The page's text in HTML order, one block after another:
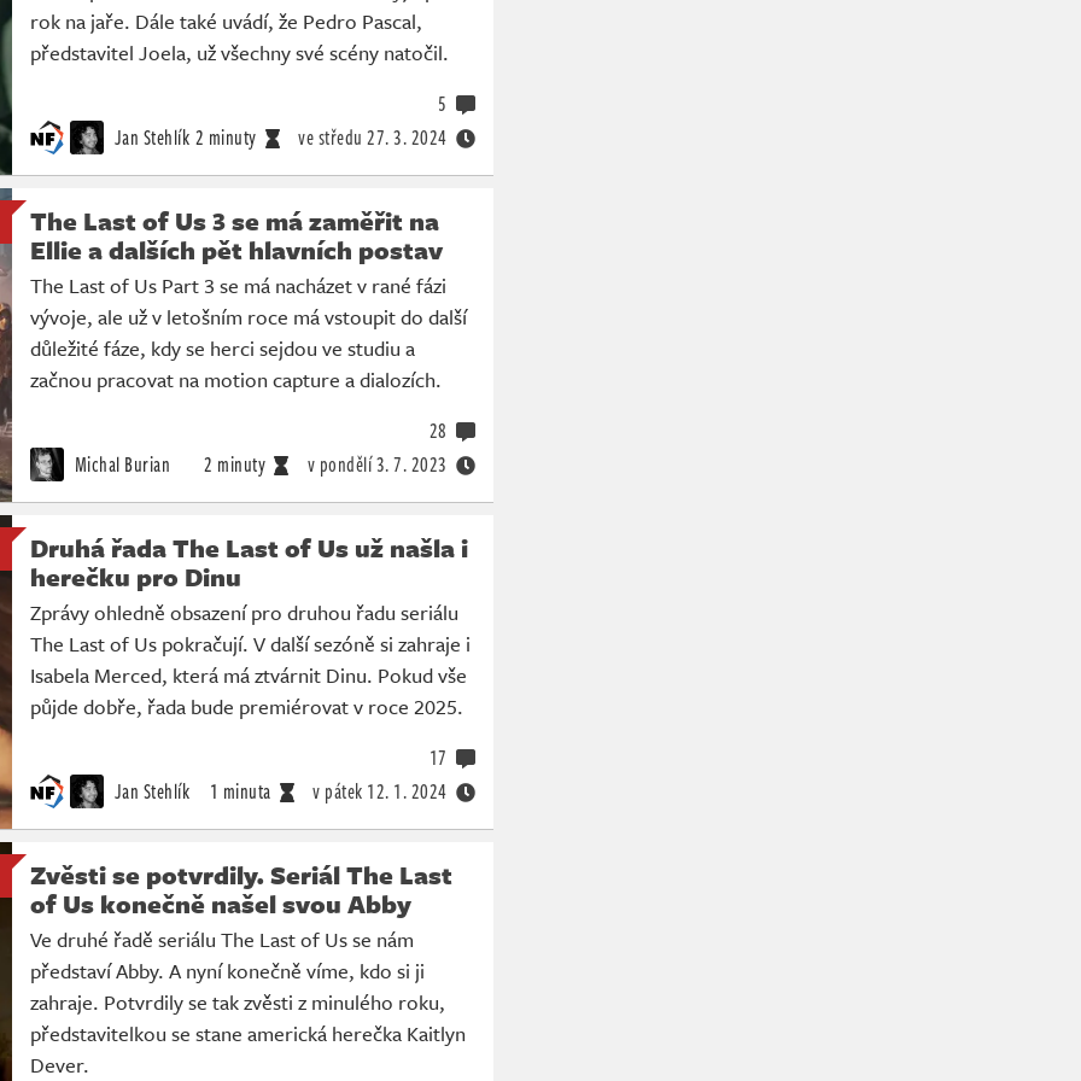
rok na jaře. Dále také uvádí, že Pedro Pascal,
představitel Joela, už všechny své scény natočil.
Jan Stehlík 2 minuty ve středu 27. 3. 2024
5
The Last of Us 3 se má zaměřit na
Ellie a dalších pět hlavních postav
The Last of Us Part 3 se má nacházet v rané fázi
vývoje, ale už v letošním roce má vstoupit do další
důležité fáze, kdy se herci sejdou ve studiu a
začnou pracovat na motion capture a dialozích.
Michal Burian 2 minuty v pondělí3. 7. 2023
28
Druhá řada The Last of Us už našla i
herečku pro Dinu
Zprávy ohledně obsazení pro druhou řadu seriálu
The Last of Us pokračují. V další sezóně si zahraje i
Isabela Merced, která má ztvárnit Dinu. Pokud vše
půjde dobře, řada bude premiérovat v roce 2025.
Jan Stehlík 1 minuta v pátek 12. 1. 2024
17
Zvěsti se potvrdily. Seriál The Last
of Us konečně našel svou Abby
Ve druhé řadě seriálu The Last of Us se nám
představí Abby. A nyní konečně víme, kdo si ji
zahraje. Potvrdily se tak zvěsti z minulého roku,
představitelkou se stane americká herečka Kaitlyn
Dever.